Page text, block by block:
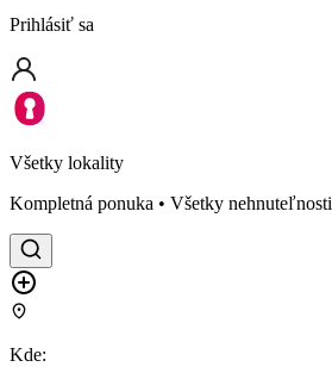
Prihlásiť sa
Všetky lokality
Kompletná ponuka • Všetky nehnuteľnosti
Kde: